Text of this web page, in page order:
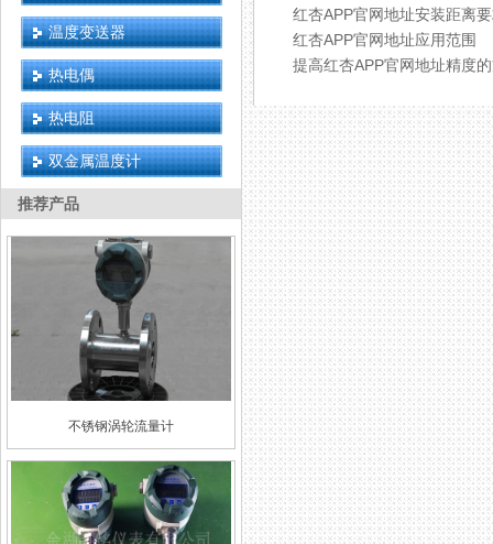
温度变送器
热电偶
热电阻
双金属温度计
推荐产品
不锈钢涡轮流量计
红杏APP官网地址安装距离
红杏APP官网地址应用范围
提高红杏APP官网地址精度